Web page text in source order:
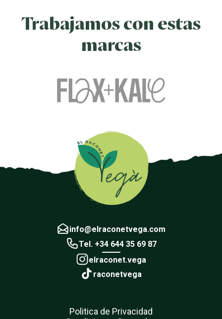
Trabajamos con estas
marcas
info@elraconetvega.com
Tel. +34 644 35 69 87
elraconet.vega
raconetvega
Politica de Privacidad